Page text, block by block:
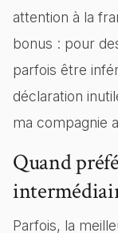
attention à la
bonus : pour
parfois être
déclaration
ma compagnie
Quand
Parfois, la